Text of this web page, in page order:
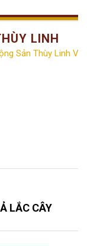
LINH
Sản Thùy Linh
LẮC CÂY